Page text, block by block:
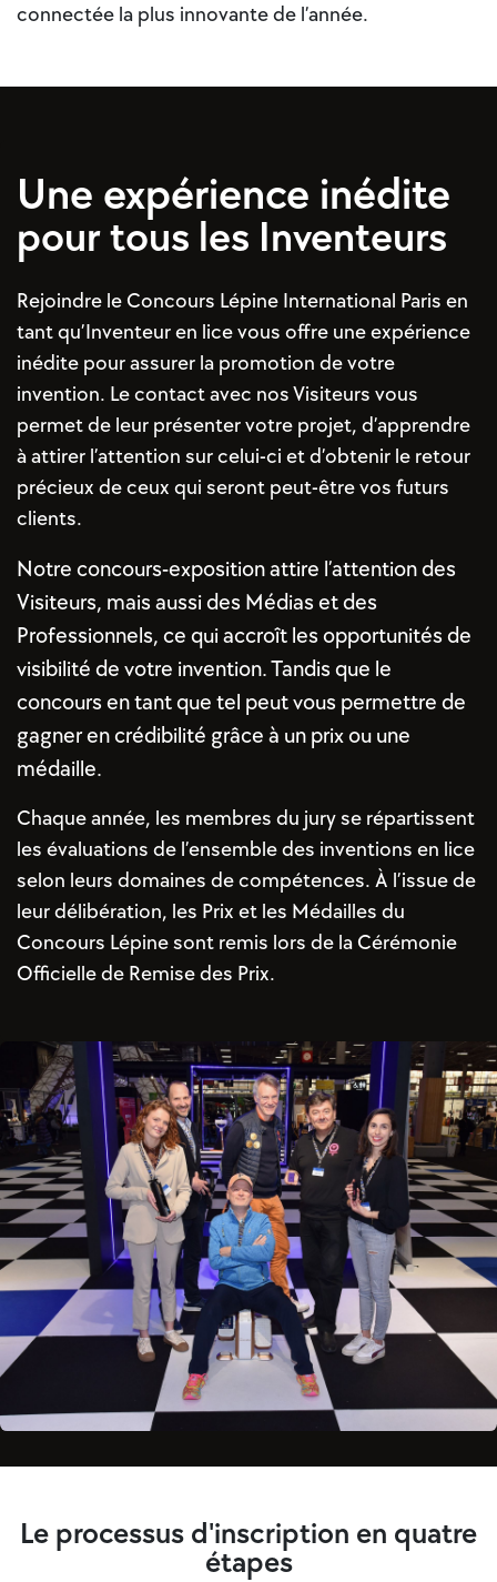
connectée la plus innovante de l’année.
Une expérience inédite
pour tous les Inventeurs
Rejoindre le Concours Lépine International Paris en
tant qu’Inventeur en lice vous offre une expérience
inédite pour assurer la promotion de votre
invention. Le contact avec nos Visiteurs vous
permet de leur présenter votre projet, d’apprendre
à attirer l’attention sur celui-ci et d’obtenir le retour
précieux de ceux qui seront peut-être vos futurs
clients.
Notre concours-exposition attire l’attention des
Visiteurs, mais aussi des Médias et des
Professionnels, ce qui accroît les opportunités de
visibilité de votre invention. Tandis que le
concours en tant que tel peut vous permettre de
gagner en crédibilité grâce à un prix ou une
médaille.
Chaque année, les membres du jury se répartissent
les évaluations de l’ensemble des inventions en lice
selon leurs domaines de compétences. À l’issue de
leur délibération, les Prix et les Médailles du
Concours Lépine sont remis lors de la Cérémonie
Officielle de Remise des Prix.
Le processus d'inscription en quatre
étapes